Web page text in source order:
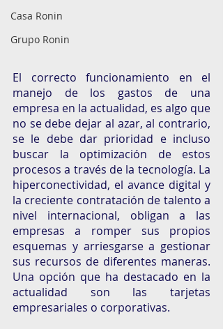
Casa Ronin
Grupo Ronin
El correcto funcionamiento en el
manejo de los gastos de una
empresa en la actualidad, es algo que
no se debe dejar al azar, al contrario,
se le debe dar prioridad e incluso
buscar la optimización de estos
procesos a través de la tecnología. La
hiperconectividad, el avance digital y
la creciente contratación de talento a
nivel internacional, obligan a las
empresas a romper sus propios
esquemas y arriesgarse a gestionar
sus recursos de diferentes maneras.
Una opción que ha destacado en la
actualidad son las tarjetas
empresariales o corporativas.